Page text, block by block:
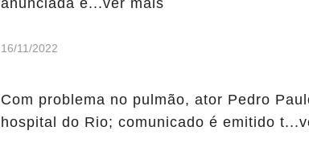
anunciada e...ver mais
16/11/2022
Com problema no pulmão, ator Pedro
hospital do Rio; comunicado é emitido